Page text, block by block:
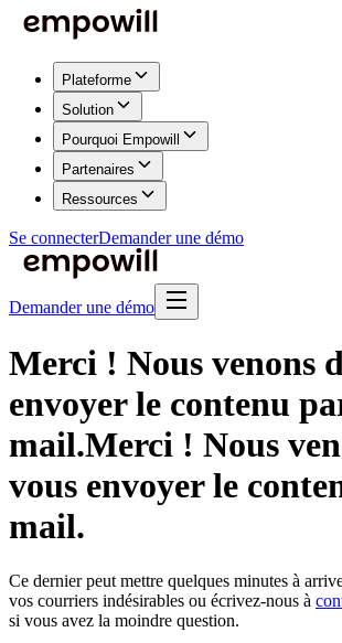
Plateforme
Solution
Pourquoi Empowill
Partenaires
Ressources
Se connecterDemander une démo
Demander une démo
Merci ! Nous venons
envoyer le contenu
mail.Merci ! Nous
vous envoyer le
mail.
Ce dernier peut mettre quelques minutes à
vos courriers indésirables ou écrivez-nous à
si vous avez la moindre question.